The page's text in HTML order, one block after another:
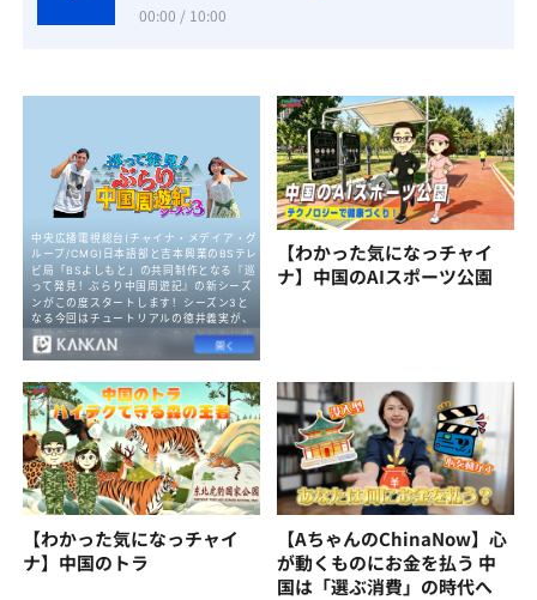
00:00 / 10:00
【わかった気になっチャイ
ナ】中国のAIスポーツ公園
【わかった気になっチャイ
ナ】中国のトラ
【AちゃんのChinaNow】心
が動くものにお金を払う 中
国は「選ぶ消費」の時代へ